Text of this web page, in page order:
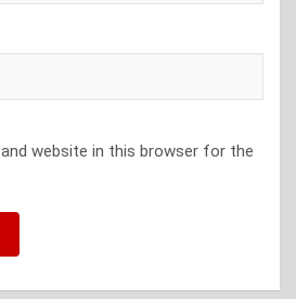
and website in this browser for the